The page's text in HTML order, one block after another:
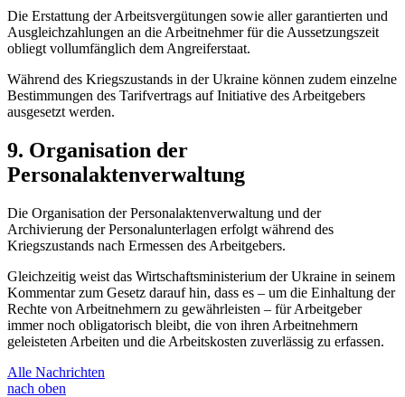
Die Erstattung der Arbeitsvergütungen sowie aller garantierten und
Ausgleichzahlungen an die Arbeitnehmer für die Aussetzungszeit
obliegt vollumfänglich dem Angreiferstaat.
Während des Kriegszustands in der Ukraine können zudem einzelne
Bestimmungen des Tarifvertrags aufInitiative des Arbeitgebers
ausgesetzt werden.
9. Organisation der
Personalaktenverwaltung
Die Organisation der Personalaktenverwaltung und der
Archivierung der Personalunterlagen erfolgt während des
Kriegszustands nach Ermessen des Arbeitgebers.
Gleichzeitig weist das Wirtschaftsministerium der Ukraine in seinem
Kommentar zum Gesetz darauf hin, dass es – um die Einhaltung der
Rechte von Arbeitnehmern zu gewährleisten – für Arbeitgeber
immer noch obligatorisch bleibt, die von ihren Arbeitnehmern
geleisteten Arbeiten und die Arbeitskosten zuverlässig zu erfassen.
Alle Nachrichten
nach oben